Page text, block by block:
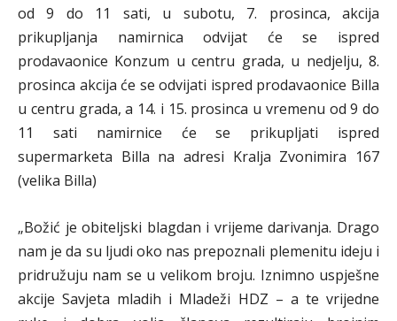
od 9 do 11 sati, u subotu, 7. prosinca, akcija
prikupljanja namirnica odvijat će se ispred
prodavaonice Konzum u centru grada, u nedjelju, 8.
prosinca akcija će se odvijati ispred prodavaonice Billa
u centru grada, a 14. i 15. prosinca u vremenu od 9 do
11 sati namirnice će se prikupljati ispred
supermarketa Billa na adresi Kralja Zvonimira 167
(velika Billa)
„Božić je obiteljski blagdan i vrijeme darivanja. Drago
nam je da su ljudi oko nas prepoznali plemenitu ideju i
pridružuju nam se u velikom broju. Iznimno uspješne
akcije Savjeta mladih i Mladeži HDZ – a te vrijedne